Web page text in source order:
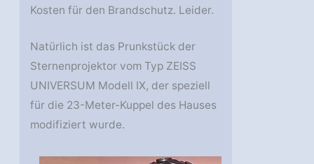
Kosten für den Brandschutz. Leider.
Natürlich ist das Prunkstück der
Sternenprojektor vom Typ ZEISS
UNIVERSUM Modell IX, der speziell
für die 23-Meter-Kuppel des Hauses
modifiziert wurde.